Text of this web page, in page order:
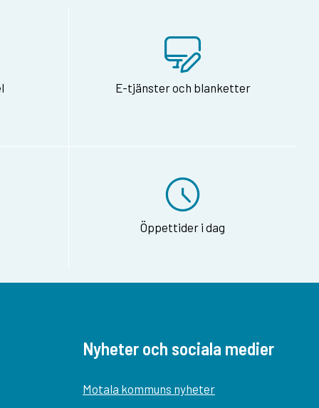
E-tjänster och blanketter
Öppettider i dag
Nyheter och sociala medier
Motala kommuns nyheter